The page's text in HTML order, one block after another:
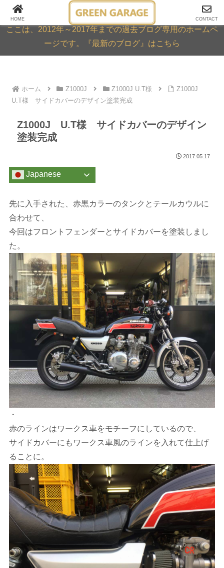
GREEN GARAGE ARCHIVE
ここは、2012年～2017年までの過去ブログ専用のホームペ
ージです。『最新のブログ』はこちら
ホーム Z1000J Z1000J U.T様
Z1000J
U.T様 サイドカバーのデザイン塗装完成
Z1000J U.T様 サイドカバーのデザイン
塗装完成
2017.05.17
Japanese
先に入手された、赤黒カラーのタンクとテールカウルに
合わせて、
今回はフロントフェンダーとサイドカバーを塗装しまし
た。
・
赤のラインはワークス車をモチーフにしているので、
サイドカバーにもワークス車風のラインを入れて仕上げ
ることに。
HOME CONTACT